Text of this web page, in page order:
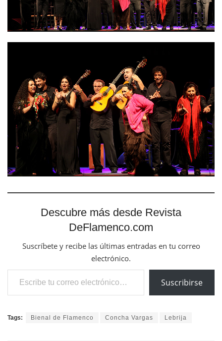
Descubre más desde Revista
DeFlamenco.com
Suscríbete y recibe las últimas entradas en tu correo
electrónico.
Escribe tu correo electrónico…
Suscribirse
Tags: Bienal de Flamenco Concha Vargas Lebrija